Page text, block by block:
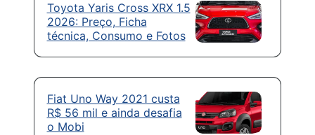
Toyota Yaris Cross XRX 1.5
2026: Preço, Ficha
técnica, Consumo e Fotos
Fiat Uno Way 2021 custa
R$ 56 mil e ainda desafia
o Mobi